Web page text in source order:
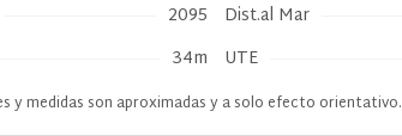
2095
34m
Dist.al Mar
UTE
y medidas son aproximadas y a solo efecto orientativo.